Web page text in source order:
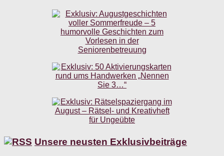
Unsere neusten Exklusivbeiträge